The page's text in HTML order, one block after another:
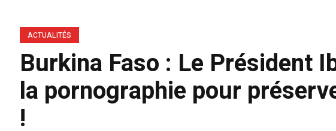
ACTUALITÉS
Burkina Faso : Le Président
la pornographie pour
!